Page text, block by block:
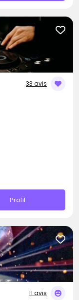
33 avis
Profil
11 avis